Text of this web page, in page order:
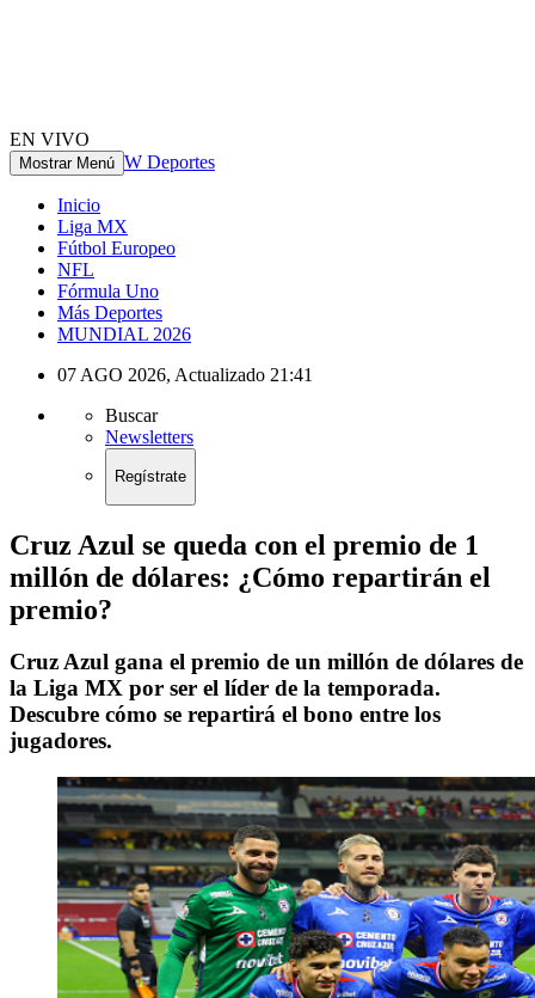
EN VIVO
Mostrar Menú W Deportes
Inicio
Liga MX
Fútbol Europeo
NFL
Fórmula Uno
Más Deportes
MUNDIAL 2026
07 AGO 2026, Actualizado 21:41
Buscar
Newsletters
Regístrate
Cruz Azul se queda con el premio de 1
millón de dólares: ¿Cómo repartirán el
premio?
Cruz Azul gana el premio de un millón de dólares de
la Liga MX por ser el líder de la temporada.
Descubre cómo se repartirá el bono entre los
jugadores.